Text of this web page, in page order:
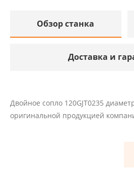
Обзор станка
Доставка и
Двойное сопло 120GJT0235
оригинальной продукцией